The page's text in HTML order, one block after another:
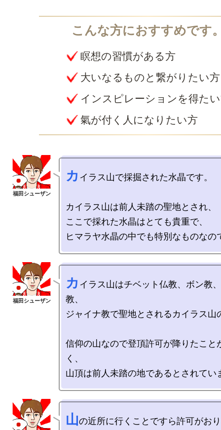
瞑想の習慣がある方
大いなるものと繋がりたい方
インスピレーションを得た
氣が付く人になりたい方
カ イラス山で採掘された水晶です。
カイラス山は前人未踏の聖地とされ、
ここで採れた水晶はとても貴重で、
カ イラス山はチベット仏教、ボン教
教、
ジャイナ教で聖地とされるカイラス山
信仰の山なので登頂許可が降りたこと
く、
山の近所に行くことですら許可がお